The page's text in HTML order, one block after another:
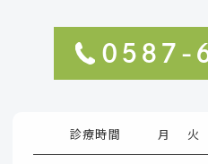
0587-
診療時間 月 火